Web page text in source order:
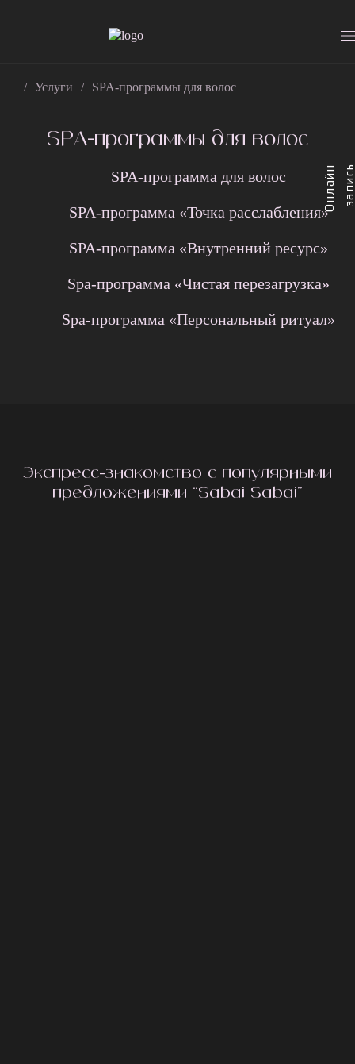
Услуги SPA-программы для волос
SPA-программы для волос
SPA-программа для волос
SPA-программа «Точка расслабления»
SPA-программа «Внутренний ресурс»
Spa-программа «Чистая перезагрузка»
Spa-программа «Персональный ритуал»
Экспресс-знакомство с популярными
предложениями “Sabai Sabai”
О
н
л
а
й н
-
з
а
п
и
с ь